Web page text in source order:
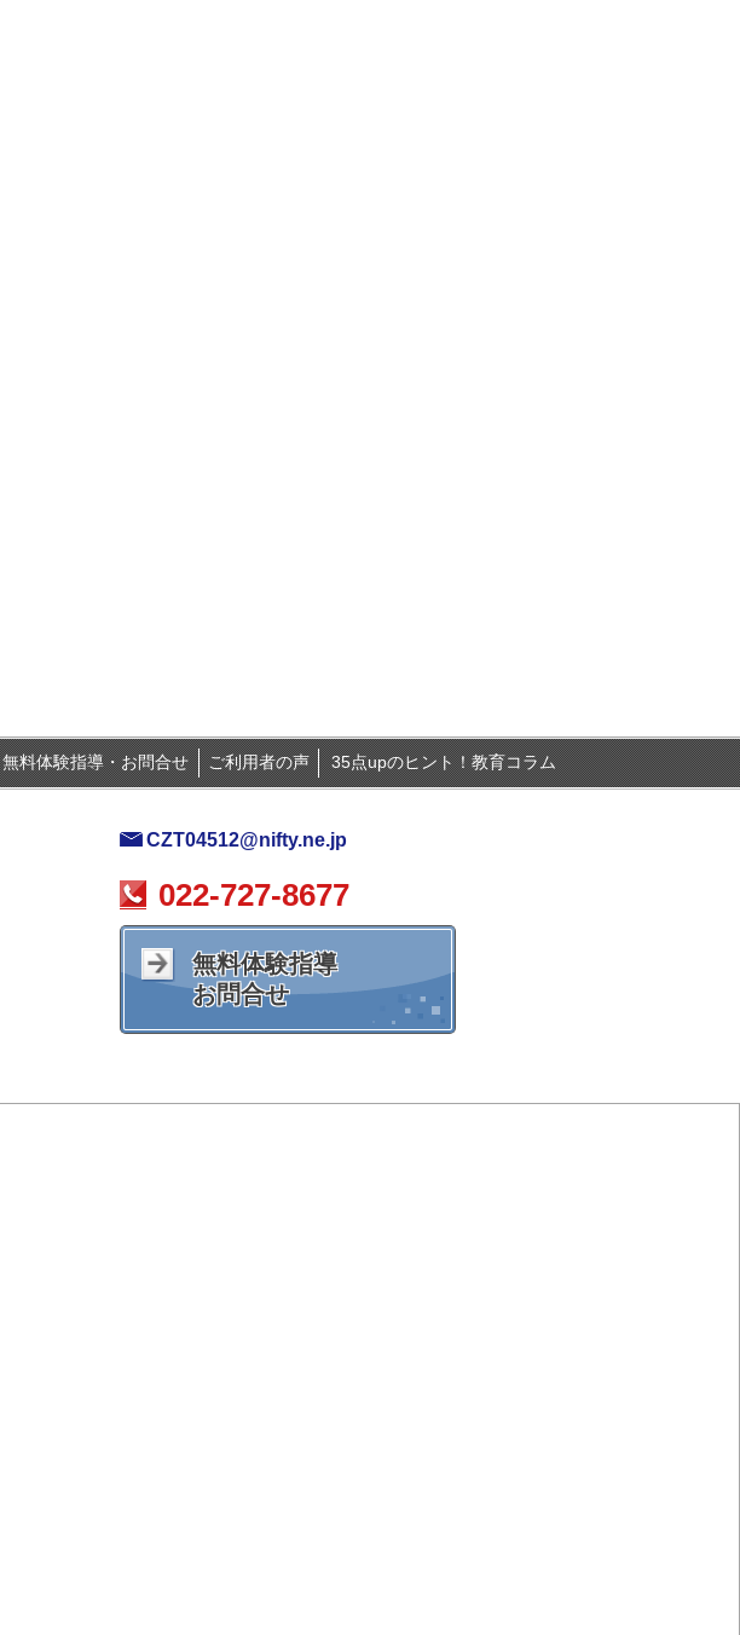
無料体験指導・お問合せ ご利用者の声 35点upのヒント！教育コラム
CZT04512@nifty.ne.jp
022-727-8677
無料体験指導
お問合せ